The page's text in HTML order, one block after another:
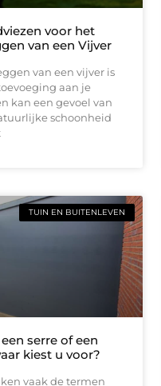
voor het
van een Vijver
van een vijver is
aan je
kan een gevoel van
schoonheid
TUIN EN BUITENLEVEN
serre of een
kiest u voor?
vaak de termen